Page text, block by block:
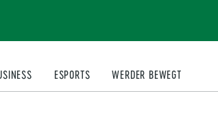
ESPORTS WERDER BEWEGT